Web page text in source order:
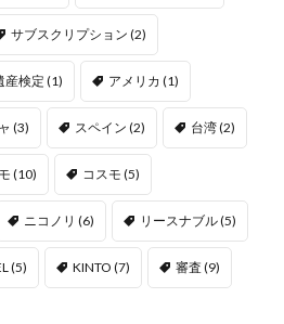
サブスクリプション (2)
産検定 (1) アメリカ (1)
(3) スペイン (2) 台湾(2)
(10) コスモ (5)
ニコノリ (6) リースナブル(5)
(5) KINTO (7) 審査 (9)